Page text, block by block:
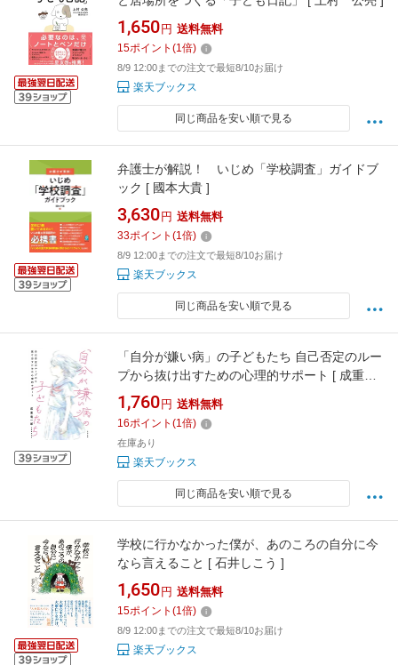
1,650 円 送料無料
15ポイント (1倍)
8/9 12:00までの注文で最短8/10お届け
楽天ブックス
同じ商品を安い順で見る
弁護士が解説！ いじめ「学校調査」ガイドブ
ック [ 國本大貴 ]
3,630 円 送料無料
33ポイント (1倍)
8/9 12:00までの注文で最短8/10お届け
楽天ブックス
同じ商品を安い順で見る
「自分が嫌い病」の子どもたち 自己否定のルー
プから抜け出すための心理的サポート [ 成重竜
一郎 ]
1,760 円 送料無料
16ポイント (1倍)
在庫あり
楽天ブックス
同じ商品を安い順で見る
学校に行かなかった僕が、あのころの自分に今
なら言えること [ 石井しこう ]
1,650 円 送料無料
15ポイント (1倍)
8/9 12:00までの注文で最短8/10お届け
楽天ブックス